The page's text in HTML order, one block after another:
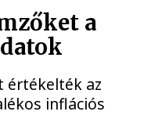
a
értékelték az
inflációs